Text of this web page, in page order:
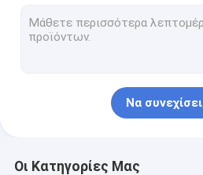
Gout Test Kit
Infectious Disease Test Kit
Να συνεχίσει
Οι Κατηγορίες Μας